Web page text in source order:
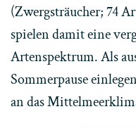
(Zwergsträucher; 74
spielen damit eine
Artenspektrum. Als
Sommerpause
an das